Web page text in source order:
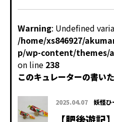
Warning: Undefined
/home/xs846927/
p/wp-content/themes/
on line 238
このキュレーターの書い
2025.04.07 妖怪ひ